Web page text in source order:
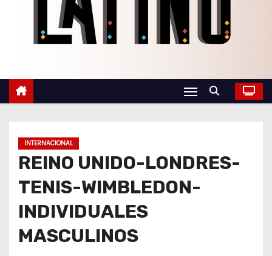
INTERNACIONAL
REINO UNIDO-LONDRES-
TENIS-WIMBLEDON-
INDIVIDUALES
MASCULINOS